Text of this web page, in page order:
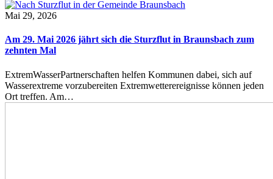
Mai 29, 2026
Am 29. Mai 2026 jährt sich die Sturzflut in Braunsbach zum
zehnten Mal
ExtremWasserPartnerschaften helfen Kommunen dabei, sich auf
Wasserextreme vorzubereiten Extremwetterereignisse können jeden
Ort treffen. Am…